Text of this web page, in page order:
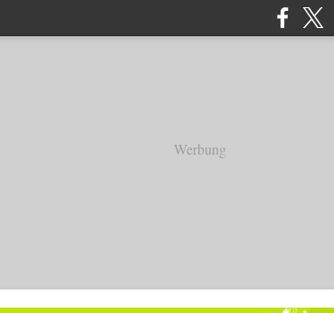
Werbung